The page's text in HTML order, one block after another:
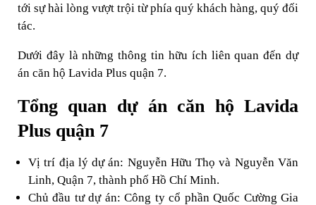
tới sự hài lòng vượt trội từ phía quý khách hàng, quý đối
tác.
Dưới đây là những thông tin hữu ích liên quan đến dự
án căn hộ Lavida Plus quận 7.
Tổng quan dự án căn hộ Lavida
Plus quận 7
Vị trí địa lý dự án: Nguyễn Hữu Thọ và Nguyễn Văn
Linh, Quận 7, thành phố Hồ Chí Minh.
Chủ đầu tư dự án: Công ty cổ phần Quốc Cường Gia